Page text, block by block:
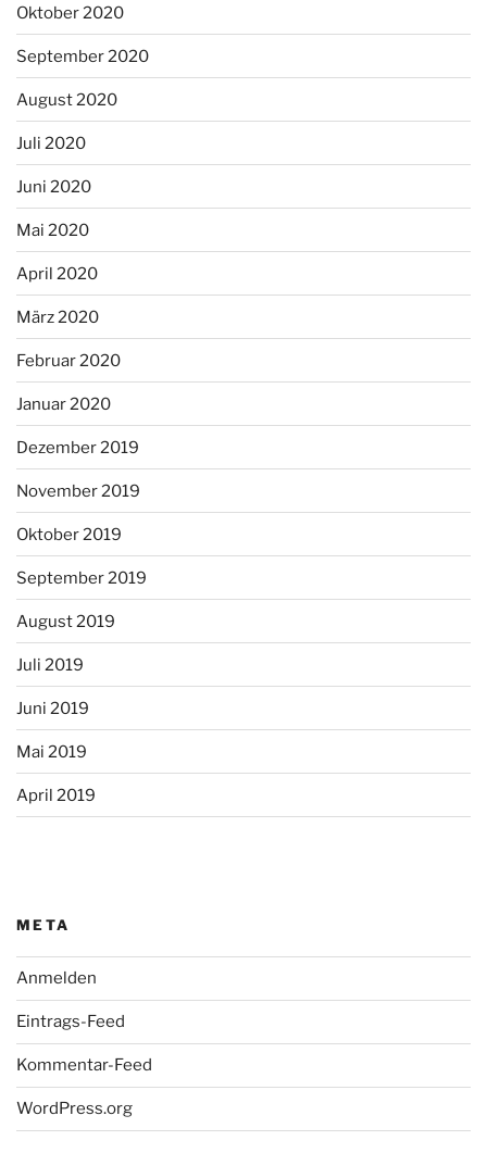
Oktober 2020
September 2020
August 2020
Juli 2020
Juni 2020
Mai 2020
April 2020
März 2020
Februar 2020
Januar 2020
Dezember 2019
November 2019
Oktober 2019
September 2019
August 2019
Juli 2019
Juni 2019
Mai 2019
April 2019
META
Anmelden
Eintrags-Feed
Kommentar-Feed
WordPress.org